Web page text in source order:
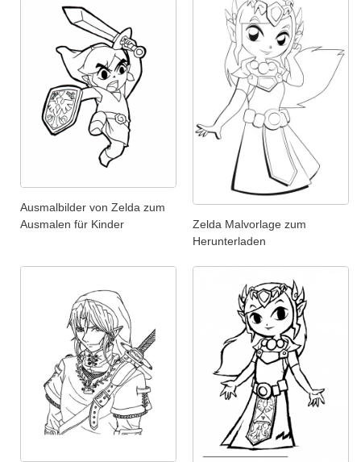
Ausmalbilder von Zelda zum
Ausmalen für Kinder
Zelda Malvorlage zum
Herunterladen